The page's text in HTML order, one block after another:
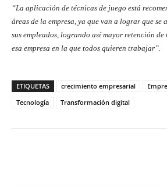
“La aplicación de técnicas de juego está
áreas de la empresa, ya que van a lograr que se
sus empleados, logrando así mayor retención
esa empresa en la que todos quieren trabajar”.
ETIQUETAS crecimiento empresarial
Tecnología
Transformación digital